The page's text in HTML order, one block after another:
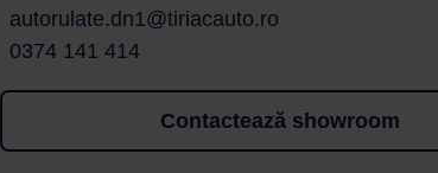
autorulate.dn1@tiriacauto.ro
0374 141 414
Contactează showroom